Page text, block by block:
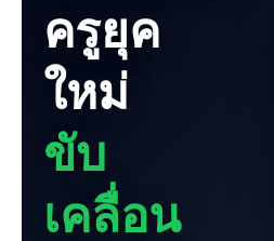
ครูยุค
ใหม่
ขับ
เคลื่อน